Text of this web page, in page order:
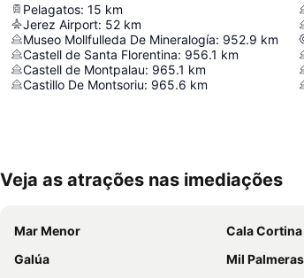
Pelagatos: 15 km
Jerez Airport: 52 km
Museo Mollfulleda De Mineralogía: 952.9 km
Castell de Santa Florentina: 956.1 km
Castell de Montpalau: 965.1 km
Castillo De Montsoriu: 965.6 km
Veja as atrações nas imediações
Mar Menor Cala Cortina
Galúa
Mil Palmeras